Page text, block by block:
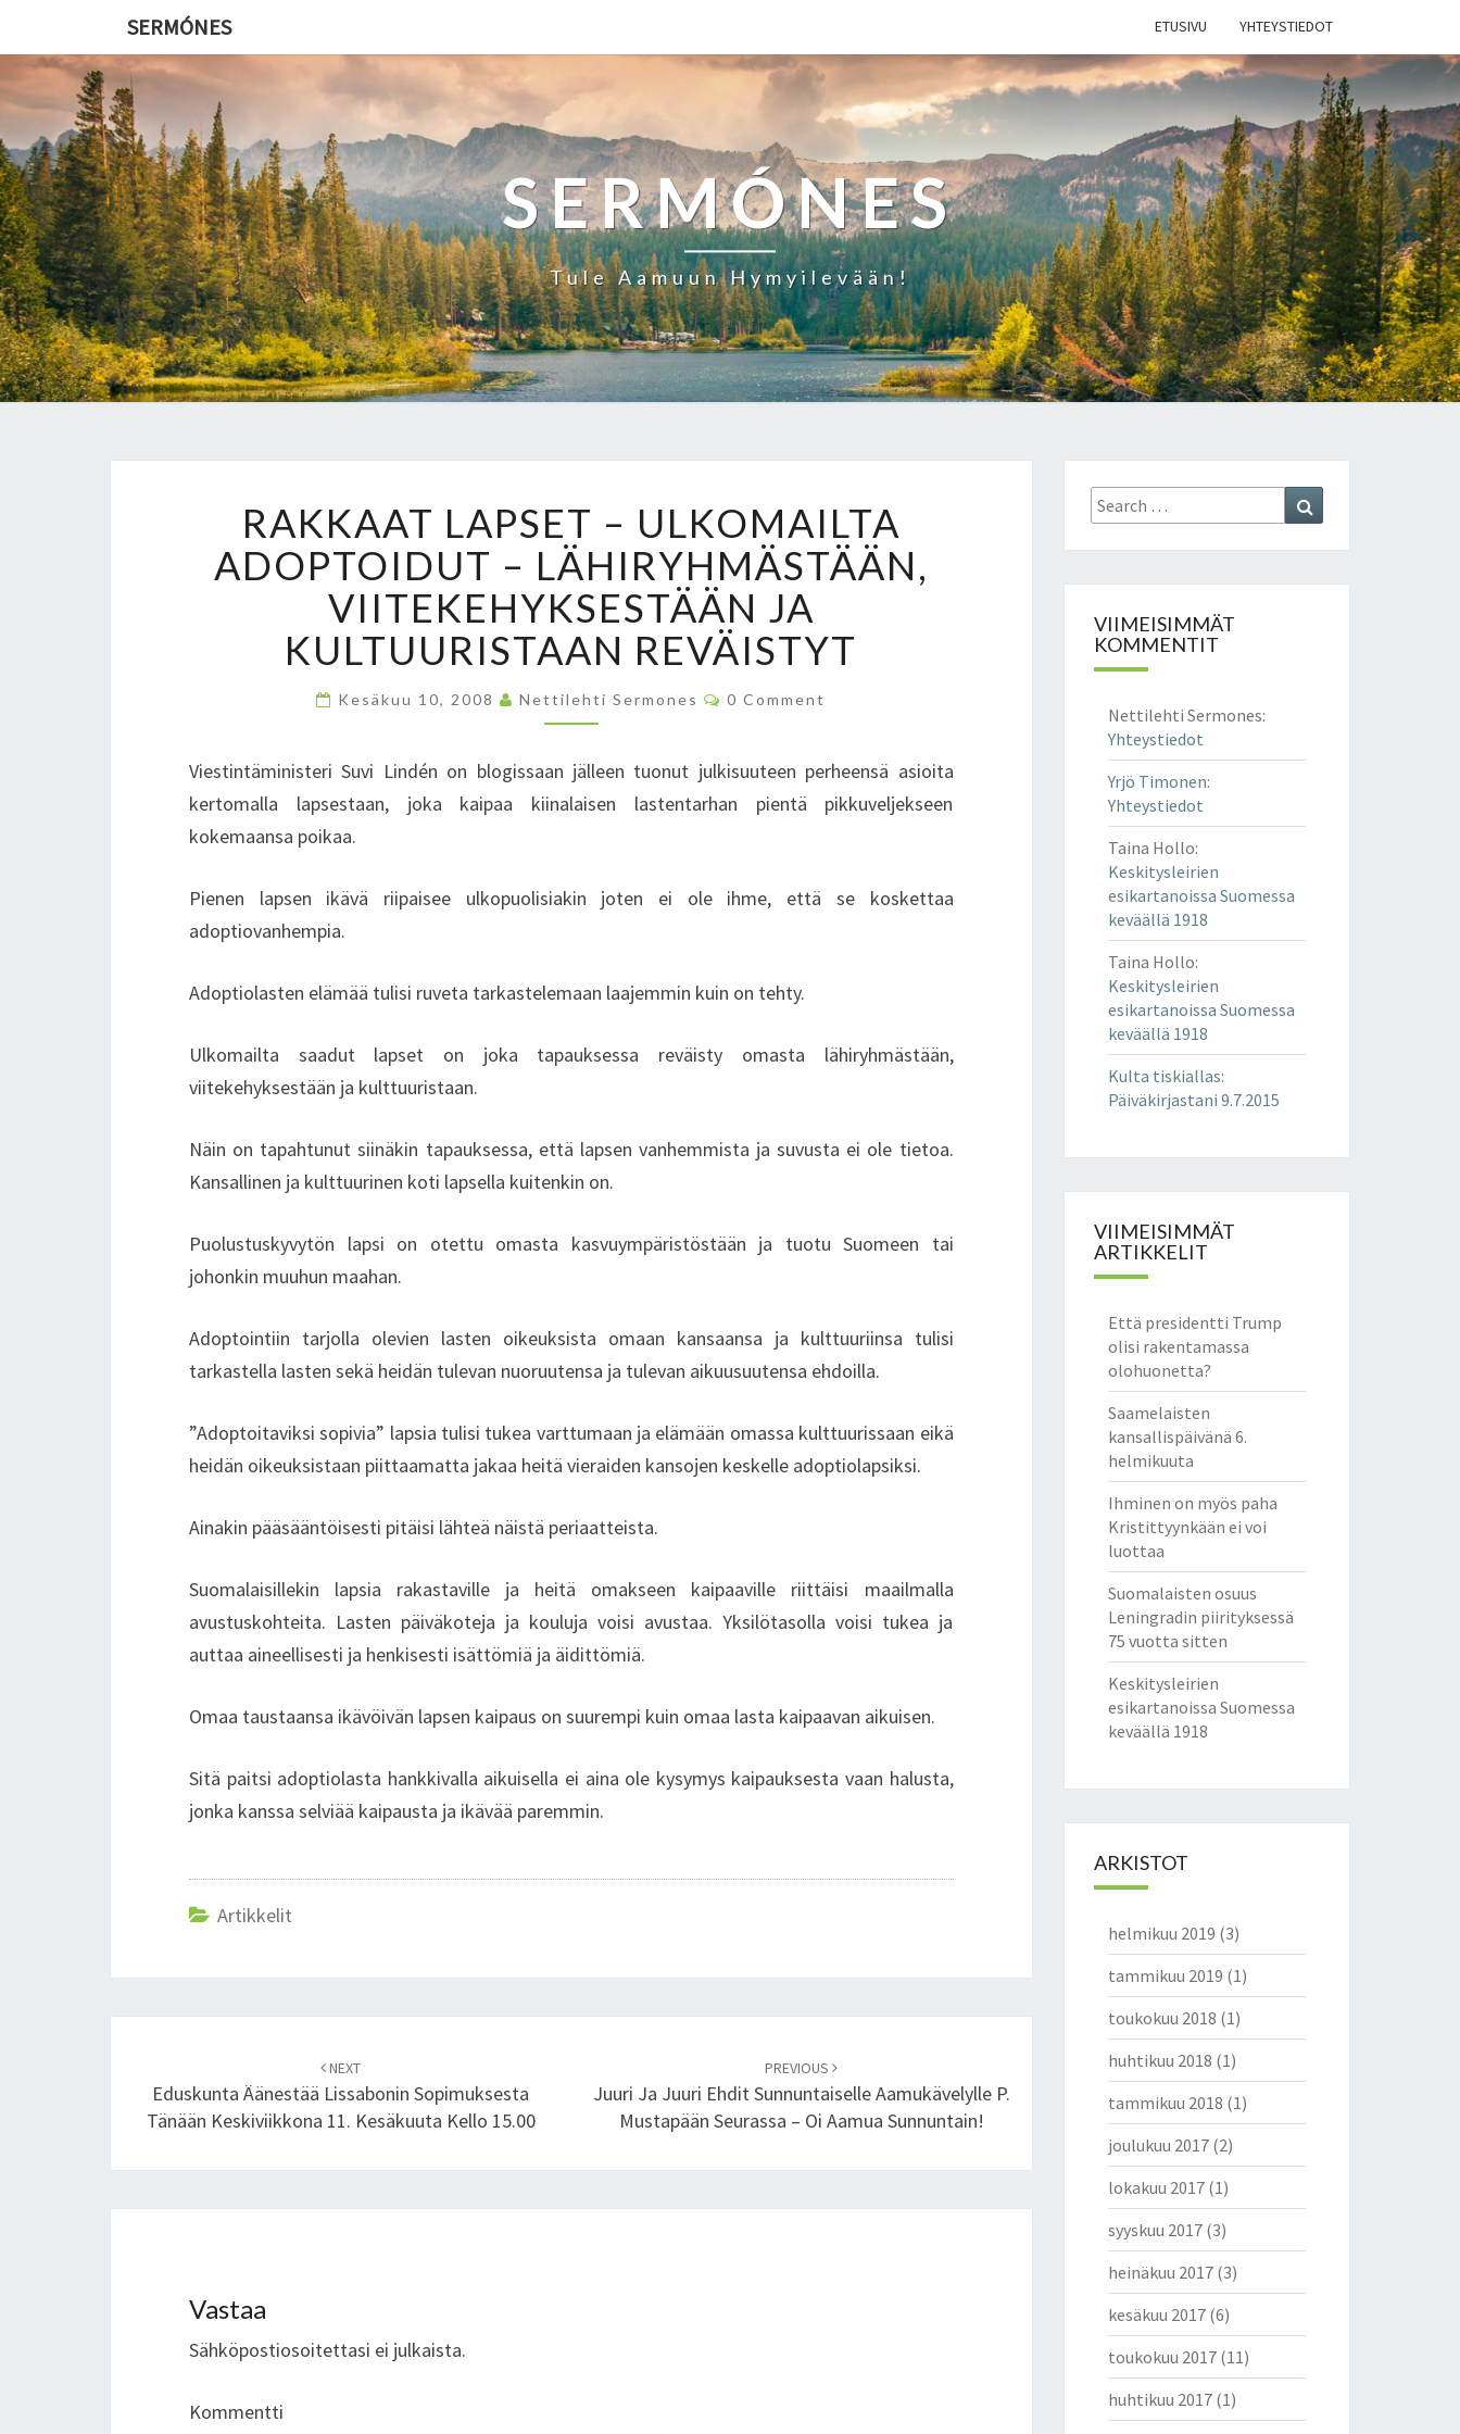
SERMÓNES ETUSIVU YHTEYSTIEDOT
SERMÓNES
Tule Aamuun Hymyilevään!
A
K
K
A
A
T
A
S
E
L
L
A
D
T
D
U
L
Ä
I
Y
M
Ä
T
Ä
,
I
E
S
T
RAKKAAT LAPSET – ULKOMAILTA
ADOPTOIDUT – LÄHIRYHMÄSTÄÄN,
VIITEKEHYKSESTÄÄN JA
KULTUURISTAAN REVÄISTYT
Kesäkuu 10, 2008 Nettilehti Sermones
C
O
E
N
S
0 Comment
Viestintäministeri Suvi Lindén on blogissaan jälleen tuonut julkisuuteen perheensä asioita
kertomalla lapsestaan, joka kaipaa kiinalaisen lastentarhan pientä pikkuveljekseen
kokemaansa poikaa.
Pienen lapsen ikävä riipaisee ulkopuolisiakin joten ei ole ihme, että se koskettaa
adoptiovanhempia.
Adoptiolasten elämää tulisi ruveta tarkastelemaan laajemmin kuin on tehty.
Ulkomailta saadut lapset on joka tapauksessa reväisty omasta lähiryhmästään,
viitekehyksestään ja kulttuuristaan.
Näin on tapahtunut siinäkin tapauksessa, että lapsen vanhemmista ja suvusta ei ole tietoa.
Kansallinen ja kulttuurinen koti lapsella kuitenkin on.
Puolustuskyvytön lapsi on otettu omasta kasvuympäristöstään ja tuotu Suomeen tai
johonkin muuhun maahan.
Adoptointiin tarjolla olevien lasten oikeuksista omaan kansaansa ja kulttuuriinsa tulisi
tarkastella lasten sekä heidän tulevan nuoruutensa ja tulevan aikuusuutensa ehdoilla.
”Adoptoitaviksi sopivia” lapsia tulisi tukea varttumaan ja elämään omassa kulttuurissaan eikä
heidän oikeuksistaan piittaamatta jakaa heitä vieraiden kansojen keskelle adoptiolapsiksi.
Ainakin pääsääntöisesti pitäisi lähteä näistä periaatteista.
Suomalaisillekin lapsia rakastaville ja heitä omakseen kaipaaville riittäisi maailmalla
avustuskohteita. Lasten päiväkoteja ja kouluja voisi avustaa. Yksilötasolla voisi tukea ja
auttaa aineellisesti ja henkisesti isättömiä ja äidittömiä.
Omaa taustaansa ikävöivän lapsen kaipaus on suurempi kuin omaa lasta kaipaavan aikuisen.
Sitä paitsi adoptiolasta hankkivalla aikuisella ei aina ole kysymys kaipauksesta vaan halusta,
jonka kanssa selviää kaipausta ja ikävää paremmin.
Artikkelit
navigation
NEXT
Eduskunta Äänestää Lissabonin Sopimuksesta
Tänään Keskiviikkona 11. Kesäkuuta Kello 15.00
PREVIOUS
Juuri Ja Juuri Ehdit Sunnuntaiselle Aamukävelylle P.
Mustapään Seurassa – Oi Aamua Sunnuntain!
Vastaa
Sähköpostiosoitettasi ei julkaista.
Kommentti
Search
for:
VIIMEISIMMÄT
KOMMENTIT
Nettilehti Sermones:
Yhteystiedot
Yrjö Timonen:
Yhteystiedot
Taina Hollo:
Keskitysleirien
esikartanoissa Suomessa
keväällä 1918
Taina Hollo:
Keskitysleirien
esikartanoissa Suomessa
keväällä 1918
Kulta tiskiallas:
Päiväkirjastani 9.7.2015
VIIMEISIMMÄT
ARTIKKELIT
Että presidentti Trump
olisi rakentamassa
olohuonetta?
Saamelaisten
kansallispäivänä 6.
helmikuuta
Ihminen on myös paha
Kristittyynkään ei voi
luottaa
Suomalaisten osuus
Leningradin piirityksessä
75 vuotta sitten
Keskitysleirien
esikartanoissa Suomessa
keväällä 1918
ARKISTOT
helmikuu 2019 (3)
tammikuu 2019 (1)
toukokuu 2018 (1)
huhtikuu 2018 (1)
tammikuu 2018 (1)
joulukuu 2017(2)
lokakuu 2017(1)
syyskuu 2017(3)
heinäkuu 2017(3)
kesäkuu 2017(6)
toukokuu 2017(11)
huhtikuu 2017(1)